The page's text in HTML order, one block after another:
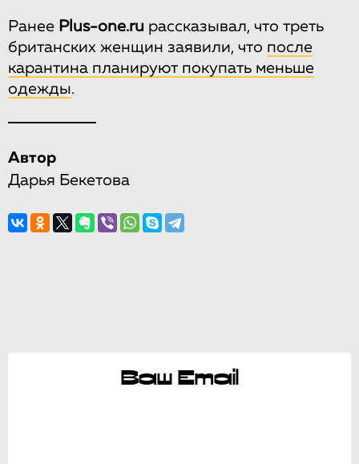
Ранее Plus-one.ru рассказывал, что треть
британских женщин заявили, что после
карантина планируют покупать меньше
одежды.
Автор
Дарья Бекетова
Ваш Email